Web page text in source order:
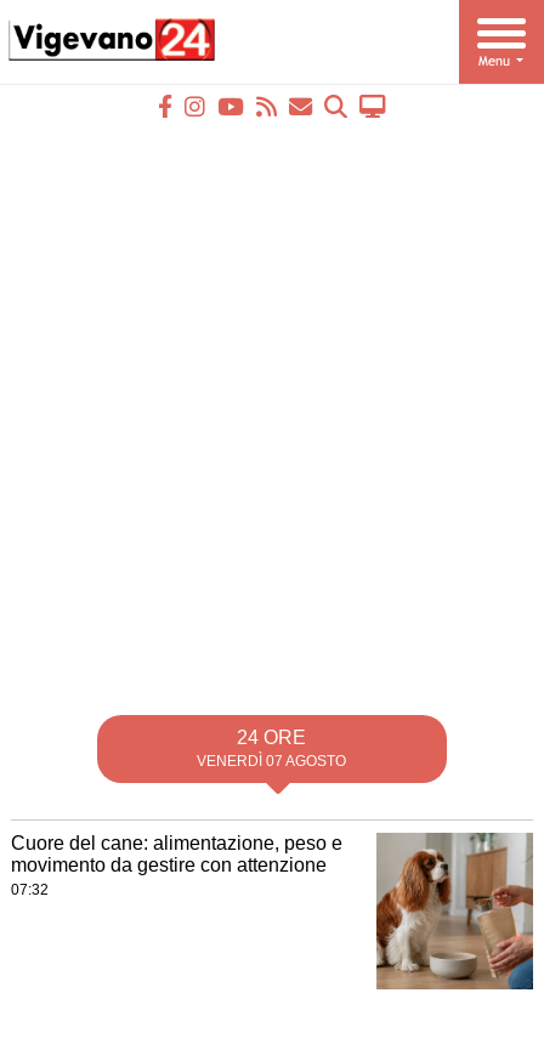
24 ORE
VENERDÌ 07 AGOSTO
Cuore del cane: alimentazione, peso e
movimento da gestire con attenzione
07:32